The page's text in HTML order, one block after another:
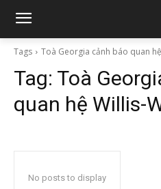
Tags Toà Georgia cảnh báo quan
Tag: Toà
quan hệ Willis-
No posts to display